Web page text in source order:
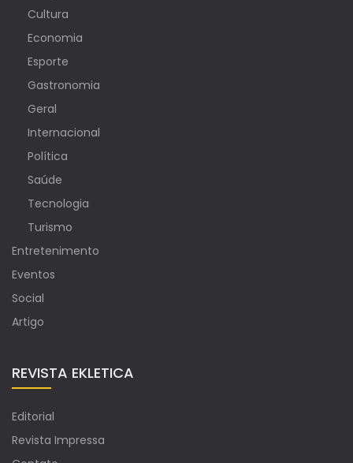
Cultura
Economia
Esporte
Gastronomia
Geral
Internacional
Política
Saúde
Tecnologia
Turismo
Entretenimento
Eventos
Social
Artigo
REVISTA EKLETICA
Editorial
Revista Impressa